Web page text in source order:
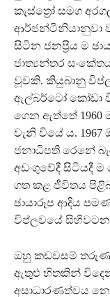
කැස්ත්‍රෝ සමග
ආර්ජන්ටීනියානුවා
සිටින ජනප්‍රිය ම
ජාත්‍යන්තර
වූවකි. කියුබානු
ඇල්බර්ටෝ කෝඩා
ගෙන ඇත්තේ 1960
වැනි වියේ ය.
ජනාධිපති රෙනේ
අඩංගුවේදී සිටියදී
ගත කළ ජීවිතය
ඡායාරූප ආදිය
විප්ලවයේ සිහිවටන
ඔහු කඩවසම්
ඇතුළු හිතකින්
අසාධාරණත්වය